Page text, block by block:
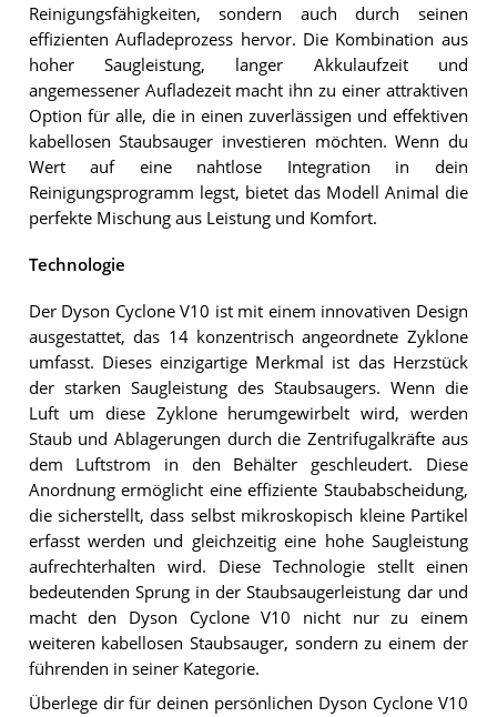
Reinigungsfähigkeiten, sondern auch durch seinen
effizienten Aufladeprozess hervor. Die Kombination aus
hoher Saugleistung, langer Akkulaufzeit und
angemessener Aufladezeit macht ihn zu einer attraktiven
Option für alle, die in einen zuverlässigen und effektiven
kabellosen Staubsauger investieren möchten. Wenn du
Wert auf eine nahtlose Integration in dein
Reinigungsprogramm legst, bietet das Modell Animal die
perfekte Mischung aus Leistung und Komfort.
Technologie
Der Dyson Cyclone V10 ist mit einem innovativen Design
ausgestattet, das 14 konzentrisch angeordnete Zyklone
umfasst. Dieses einzigartige Merkmal ist das Herzstück
der starken Saugleistung des Staubsaugers. Wenn die
Luft um diese Zyklone herumgewirbelt wird, werden
Staub und Ablagerungen durch die Zentrifugalkräfte aus
dem Luftstrom in den Behälter geschleudert. Diese
Anordnung ermöglicht eine effiziente Staubabscheidung,
die sicherstellt, dass selbst mikroskopisch kleine Partikel
erfasst werden und gleichzeitig eine hohe Saugleistung
aufrechterhalten wird. Diese Technologie stellt einen
bedeutenden Sprung in der Staubsaugerleistung dar und
macht den Dyson Cyclone V10 nicht nur zu einem
weiteren kabellosen Staubsauger, sondern zu einem der
führenden in seiner Kategorie.
Überlege dir für deinen persönlichen Dyson Cyclone V10